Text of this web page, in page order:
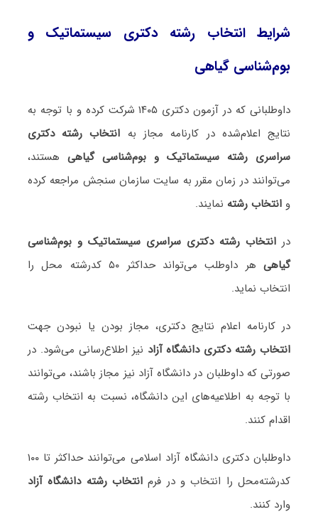
شرایط انتخاب رشته دکتری سیستماتیک و
بو‌‌م‌شناسی گیاهی
داوطلبانی که در آزمون دکتری ۱۴۰۵ شرکت کرده و با توجه به
نتایج اعلام‌شده در کارنامه مجاز به انتخاب رشته دکتری
سراسری رشته سیستماتیک و بو‌‌م‌شناسی گیاهی هستند،
می‌توانند در زمان مقرر به سایت سازمان سنجش مراجعه کرده
و انتخاب رشته نمایند.
در انتخاب رشته دکتری سراسری سیستماتیک و بو‌‌م‌شناسی
گیاهی
هر داوطلب می‌تواند حداکثر ۵۰ کدرشته محل را
انتخاب نماید.
در کارنامه اعلام نتایج دکتری، مجاز بودن یا نبودن جهت
انتخاب رشته دکتری دانشگاه آزاد نیز اطلاع‌رسانی می‌شود. در
صورتی که داوطلبان در دانشگاه آزاد نیز مجاز باشند، می‌توانند
با توجه به اطلاعیه‌های این دانشگاه، نسبت به انتخاب رشته
اقدام کنند.
داوطلبان دکتری دانشگاه آزاد اسلامی می‌توانند حداکثر تا ۱۰۰
کدرشته‌محل را انتخاب و در فرم انتخاب رشته دانشگاه آزاد
وارد کنند.